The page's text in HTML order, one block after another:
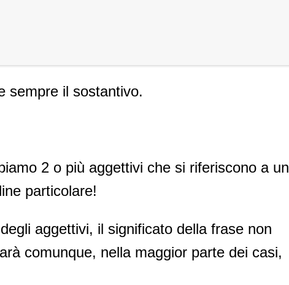
sempre il sostantivo.
2 o più aggettivi che si riferiscono a un
particolare!
aggettivi, il significato della frase non
comunque, nella maggior parte dei casi,